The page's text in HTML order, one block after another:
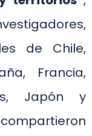
de Chile,
Francia,
Japón y